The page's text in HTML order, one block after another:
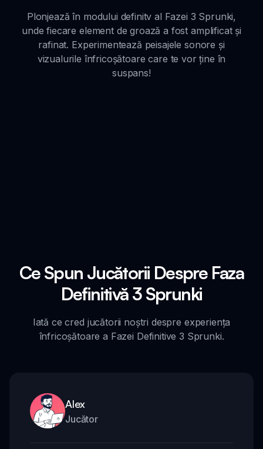
Plonjează în modului definitv al Fazei 3 Sprunki,
unde fiecare element de groază a fost amplificat și
rafinat. Experimentează peisajele sonore și
vizualurile înfricoșătoare care te vor ține în
suspans!
Ce Spun Jucătorii Despre Faza
Definitivă 3 Sprunki
Iată ce cred jucătorii noștri despre experiența
înfricoșătoare a Fazei Definitive 3 Sprunki.
Alex
Jucător